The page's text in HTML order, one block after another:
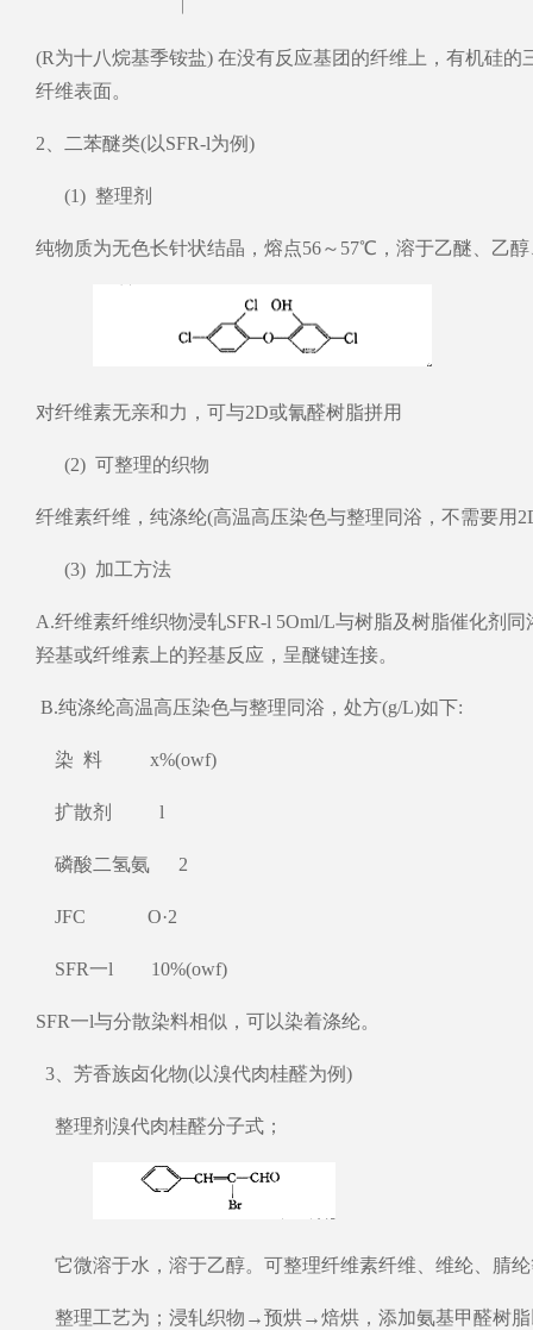
(R为十八烷基季铵盐) 在没有反应基团的纤维上，有机硅
纤维表面。
2、二苯醚类(以SFR-l为例)
(1) 整理剂
纯物质为无色长针状结晶，熔点56～57℃，溶于乙醚、乙
对纤维素无亲和力，可与2D或氰醛树脂拼用
(2) 可整理的织物
纤维素纤维，纯涤纶(高温高压染色与整理同浴，不需要用
(3) 加工方法
A.纤维素纤维织物浸轧SFR-l 5Oml/L与树脂及树脂催化剂
羟基或纤维素上的羟基反应，呈醚键连接。
B.纯涤纶高温高压染色与整理同浴，处方(g/L)如下:
染 料 x%(owf)
扩散剂 l
磷酸二氢氨 2
JFC O·2
SFR一l 10%(owf)
SFR一l与分散染料相似，可以染着涤纶。
3、芳香族卤化物(以溴代肉桂醛为例)
整理剂溴代肉桂醛分子式；
它微溶于水，溶于乙醇。可整理纤维素纤维、维纶、腈
整理工艺为；浸轧织物→预烘→焙烘，添加氨基甲醛树脂